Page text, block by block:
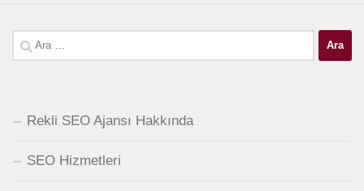
Arama:
Rekli SEO Ajansı Hakkında
SEO Hizmetleri